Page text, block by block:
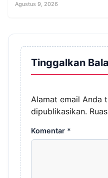
Agustus 9, 2026
Tinggalkan
Alamat email Anda
dipublikasikan.
Komentar *